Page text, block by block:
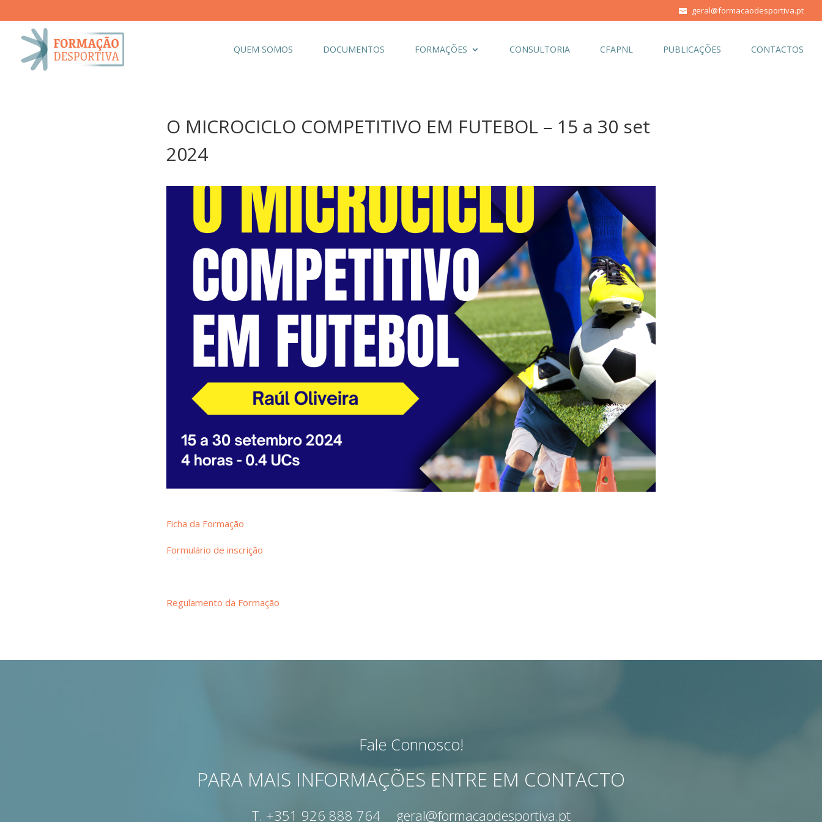
geral@formacaodesportiva.pt
QUEM SOMOS DOCUMENTOS FORMAÇÕES CONSULTORIA CFAPNL PUBLICAÇÕES CONTACTOS
O MICROCICLO COMPETITIVO EM FUTEBOL – 15 a 30 set
2024
Ficha da Formação
Formulário de inscrição
Regulamento da Formação
Fale Connosco!
PARA MAIS INFORMAÇÕES ENTRE EM CONTACTO
T. +351 926 888 764 geral@formacaodesportiva.pt